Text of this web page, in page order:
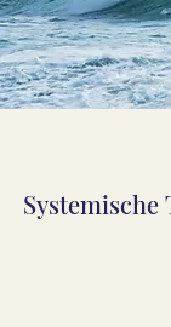
Systemische